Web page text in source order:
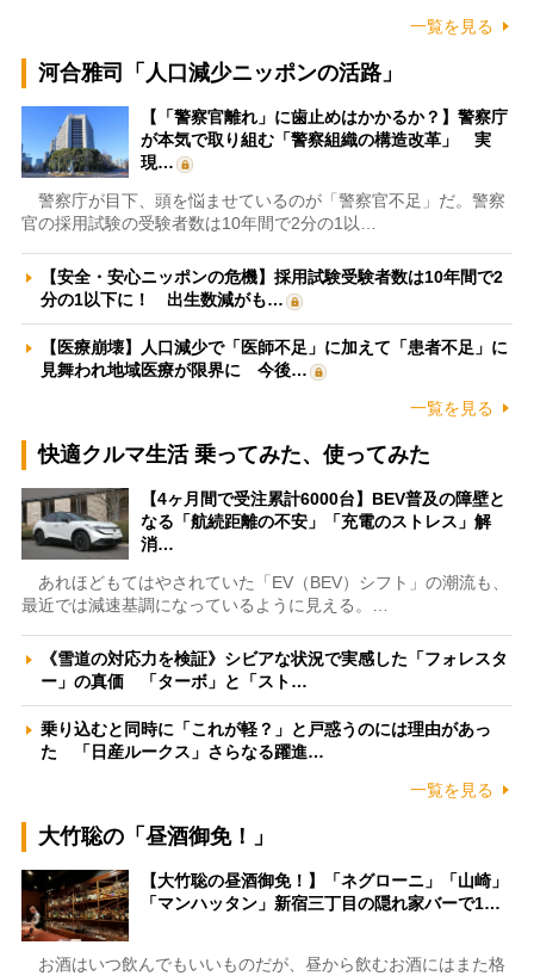
一覧を見る
河合雅司「人口減少ニッポンの活路」
【「警察官離れ」に歯止めはかかるか？】警察庁
が本気で取り組む「警察組織の構造改革」 実
現…
警察庁が目下、頭を悩ませているのが「警察官不足」だ。警察
官の採用試験の受験者数は10年間で2分の1以…
【安全・安心ニッポンの危機】採用試験受験者数は10年間で2
分の1以下に！ 出生数減がも…
【医療崩壊】人口減少で「医師不足」に加えて「患者不足」に
見舞われ地域医療が限界に 今後…
一覧を見る
快適クルマ生活 乗ってみた、使ってみた
【4ヶ月間で受注累計6000台】BEV普及の障壁と
なる「航続距離の不安」「充電のストレス」解
消…
あれほどもてはやされていた「EV（BEV）シフト」の潮流も、
最近では減速基調になっているように見える。…
《雪道の対応力を検証》シビアな状況で実感した「フォレスタ
ー」の真価 「ターボ」と「スト…
乗り込むと同時に「これが軽？」と戸惑うのには理由があっ
た 「日産ルークス」さらなる躍進…
一覧を見る
大竹聡の「昼酒御免！」
【大竹聡の昼酒御免！】「ネグローニ」「山崎」
「マンハッタン」新宿三丁目の隠れ家バーで1…
お酒はいつ飲んでもいいものだが、昼から飲むお酒にはまた格